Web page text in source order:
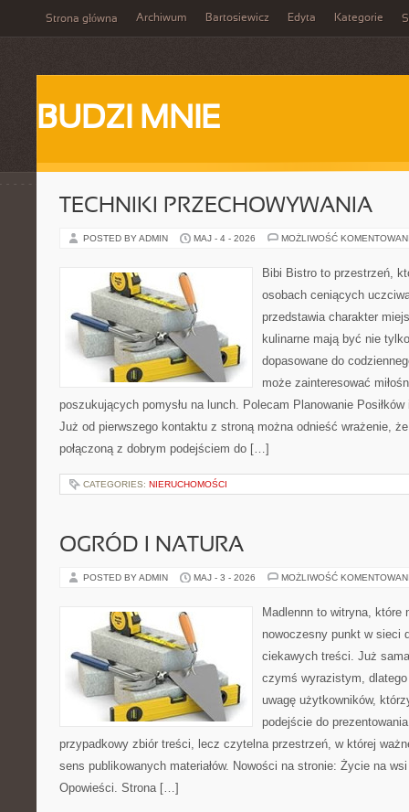
Strona główna Archiwum Bartosiewicz Edyta Kategorie
BUDZI MNIE
TECHNIKI PRZECHOWYWANIA
POSTED BY ADMIN MAJ - 4 - 2026 MOŻLIWOŚĆ
Bibi Bistro to przestrzeń,
osobach ceniących
przedstawia charakter
kulinarne mają być nie
dopasowane do
może zainteresować
poszukujących pomysłu na lunch. Polecam Planowanie
Już od pierwszego kontaktu z stroną można odnieść wrażenie,
połączoną z dobrym podejściem do […]
CATEGORIES: NIERUCHOMOŚCI
OGRÓD I NATURA
POSTED BY ADMIN MAJ - 3 - 2026 MOŻLIWOŚĆ
Madlennn to witryna, które
nowoczesny punkt w sieci
ciekawych treści. Już
czymś wyrazistym,
uwagę użytkowników,
podejście do
przypadkowy zbiór treści, lecz czytelna przestrzeń, w której
sens publikowanych materiałów. Nowości na stronie: Życie na
Opowieści. Strona […]